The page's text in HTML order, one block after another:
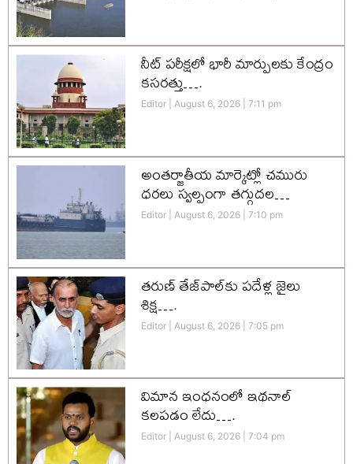
నీట్ పరీక్షలో భారీ మార్పులకు కేంద్రం
కసరత్తు….
Editor August 6, 2026 7:11 pm
అంతర్జాతీయ మార్కెట్లో చమురు
ధరలు స్వల్పంగా తగ్గుదల…
Editor August 6, 2026 7:10 pm
తరుణ్ తేజ్‌పాల్‌కు పదేళ్ల జైలు
శిక్ష….
Editor August 6, 2026 7:05 pm
విమాన ఇంధనంలో ఇథనాల్
కలపడం లేదు….
Editor August 6, 2026 7:04 pm